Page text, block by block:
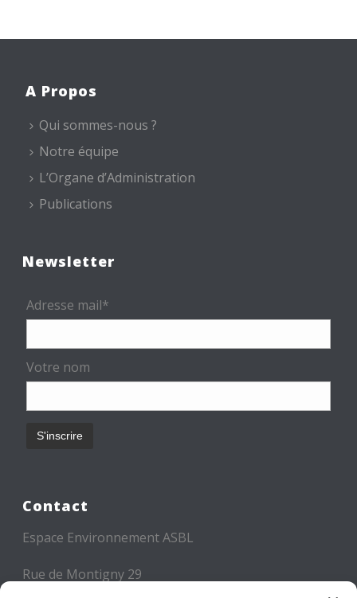
A Propos
Qui sommes-nous ?
Notre équipe
L’Organe d’Administration
Publications
Newsletter
Adresse mail*
Votre nom
Contact
Espace Environnement ASBL
Rue de Montigny 29